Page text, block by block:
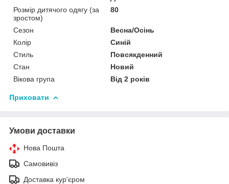
Розмір дитячого одягу (за
зростом)
80
Сезон
Весна/Осінь
Колір
Синій
Стиль
Повсякденний
Стан
Новий
Вікова група
Від 2 років
Приховати
Умови доставки
Нова Пошта
Самовивіз
Доставка кур'єром